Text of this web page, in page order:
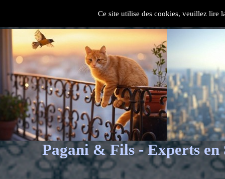
Ce site utilise des cookies, veuillez lire
Pagani & Fils - Experts en